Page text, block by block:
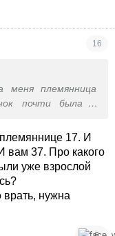
16
племянница
почти была и
17. И
37. Про какого
уже взрослой
нужна